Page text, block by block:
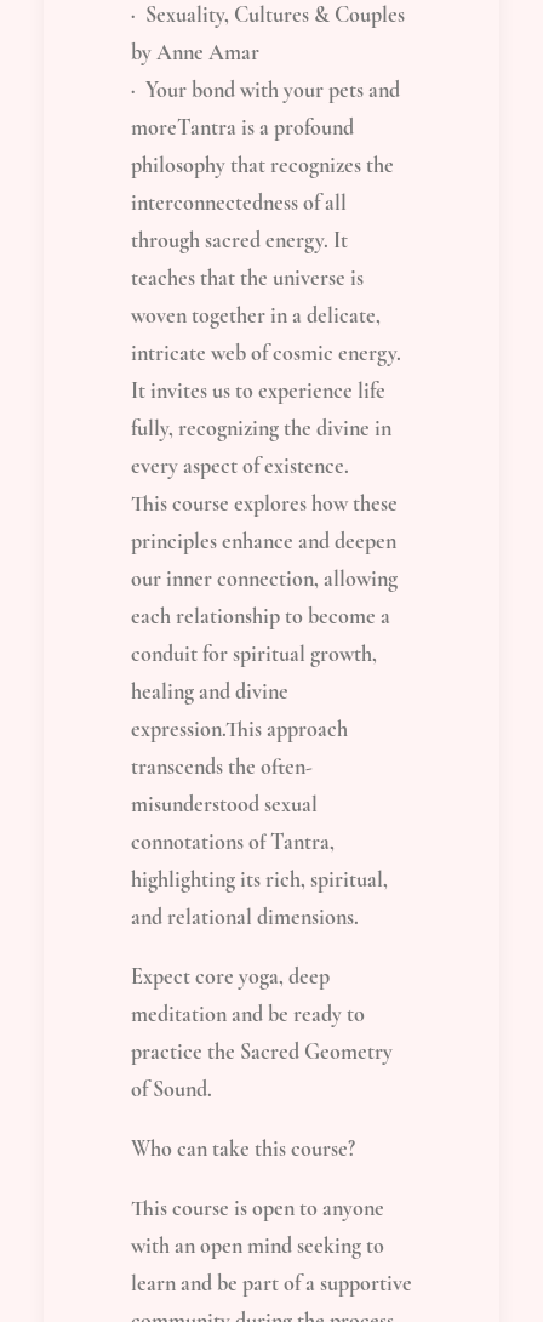
· Sexuality, Cultures & Couples
by Anne Amar
· Your bond with your pets and
moreTantra is a profound
philosophy that recognizes the
interconnectedness of all
through sacred energy. It
teaches that the universe is
woven together in a delicate,
intricate web of cosmic energy.
It invites us to experience life
fully, recognizing the divine in
every aspect of existence.
This course explores how these
principles enhance and deepen
our inner connection, allowing
each relationship to become a
conduit for spiritual growth,
healing and divine
expression.This approach
transcends the often-
misunderstood sexual
connotations of Tantra,
highlighting its rich, spiritual,
and relational dimensions.
Expect core yoga, deep
meditation and be ready to
practice the Sacred Geometry
of Sound.
Who can take this course?
This course is open to anyone
with an open mind seeking to
learn and be part of a supportive